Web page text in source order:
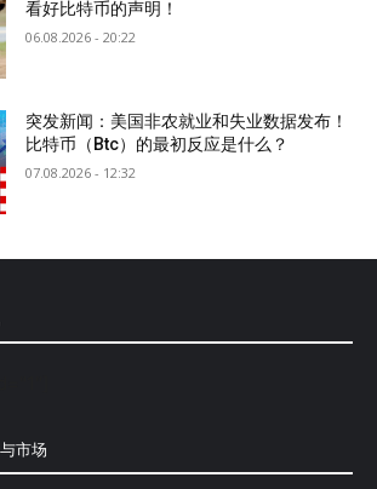
看好比特币的声明！
06.08.2026 - 20:22
突发新闻：美国非农就业和失业数据发布！
比特币（Btc）的最初反应是什么？
07.08.2026 - 12:32
市场